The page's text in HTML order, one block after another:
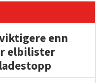
enn
elbilister